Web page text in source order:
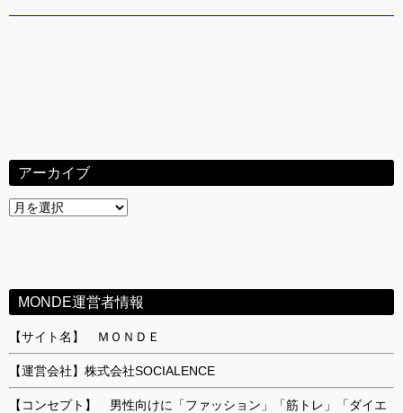
アーカイブ
ア
MONDE運営者情報
【サイト名】 ＭＯＮＤＥ
【運営会社】株式会社SOCIALENCE
【コンセプト】 男性向けに「ファッション」「筋トレ」「ダイエ